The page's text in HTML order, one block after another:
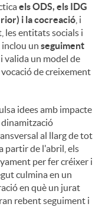
els ODS, els IDG
i la cocreació , i
les entitats socials i
inclou un seguiment
i valida un model de
de creixement
idees amb impacte
dinamització
al llarg de tot
partir de l'abril, els
per fer créixer i
culmina en un
en què un jurat
rebent seguiment i